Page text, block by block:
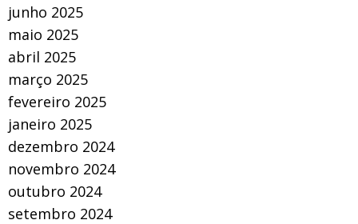
junho 2025
maio 2025
abril 2025
março 2025
fevereiro 2025
janeiro 2025
dezembro 2024
novembro 2024
outubro 2024
setembro 2024